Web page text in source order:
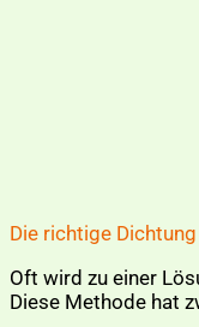
Die richtige
Oft wird zu einer
Diese Methode hat